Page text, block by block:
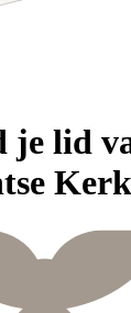
je lid